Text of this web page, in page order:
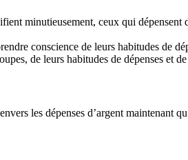
minutieusement, ceux qui
conscience de leurs habitudes de
de leurs habitudes de dépenses et
les dépenses d’argent maintenant